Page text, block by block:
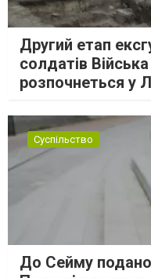
Другий етап
солдатів
розпочнеться у
Суспільство
До Сейму